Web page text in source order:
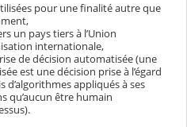
pour une finalité autre que
un pays tiers à l’Union
internationale,
de décision automatisée (une
est une décision prise à l’égard
d’algorithmes appliqués à ses
qu’aucun être humain